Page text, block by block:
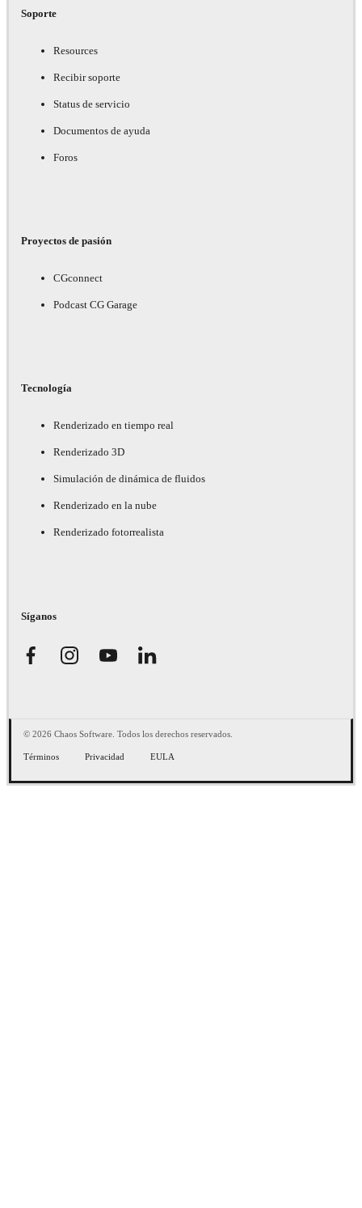
Soporte
Resources
Recibir soporte
Status de servicio
Documentos de ayuda
Foros
Proyectos de pasión
CGconnect
Podcast CG Garage
Tecnología
Renderizado en tiempo real
Renderizado 3D
Simulación de dinámica de fluidos
Renderizado en la nube
Renderizado fotorrealista
Síganos
© 2026 Chaos Software. Todos los derechos reservados.
Términos Privacidad EULA